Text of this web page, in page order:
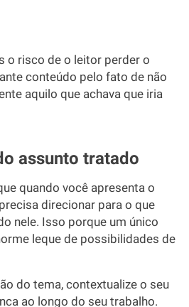
o risco de o leitor perder o
conteúdo pelo fato de não
aquilo que achava que iria
assunto tratado
quando você apresenta o
direcionar para o que
nele. Isso porque um único
leque de possibilidades de
do tema, contextualize o seu
ao longo do seu trabalho.